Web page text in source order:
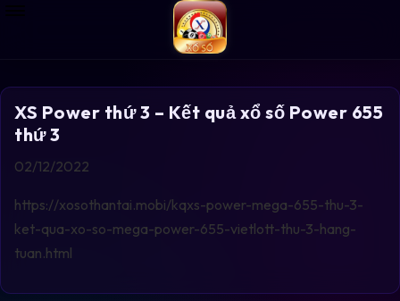
XS Power thứ 3 – Kết quả xổ số Power 655
thứ 3
02/12/2022
https://xosothantai.mobi/kqxs-power-mega-655-thu-3-
ket-qua-xo-so-mega-power-655-vietlott-thu-3-hang-
tuan.html